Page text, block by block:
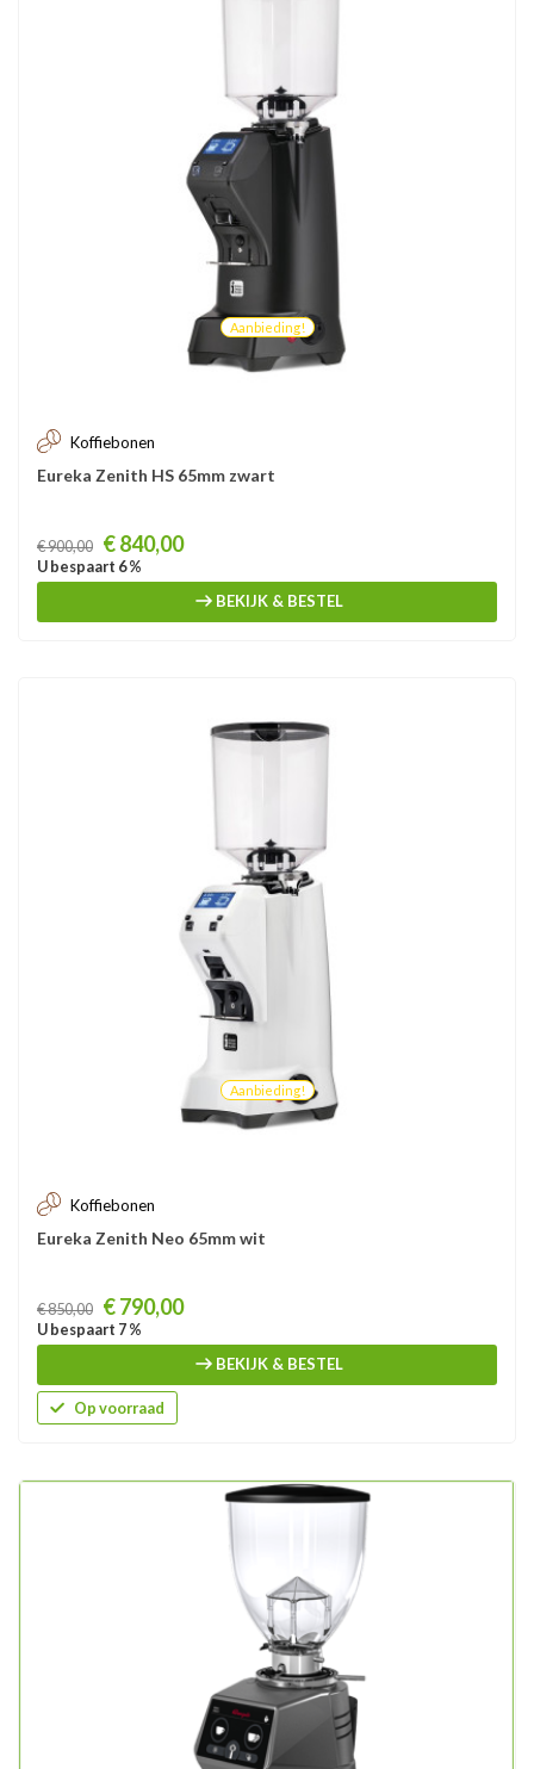
Aanbieding!
Koffiebonen
Eureka Zenith HS 65mm zwart
Prijs
€ 900,00 € 840,00
U bespaart 6 %
BEKIJK & BESTEL
Aanbieding!
Koffiebonen
Eureka Zenith Neo 65mm wit
Prijs
€ 850,00 € 790,00
U bespaart 7 %
BEKIJK & BESTEL
Op voorraad